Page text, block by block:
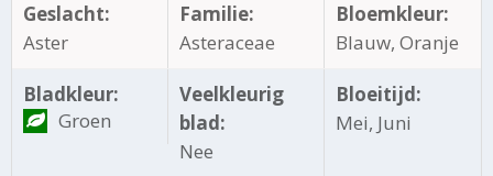
Geslacht:
Aster
Familie:
Asteraceae
Bloemkleur:
Blauw, Oranje
Bladkleur:
Groen
Veelkleurig
blad:
Nee
Bloeitijd:
Mei, Juni